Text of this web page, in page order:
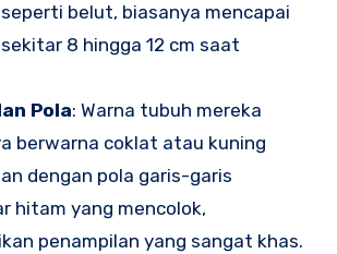
belut, biasanya mencapai
8 hingga 12 cm saat
Pola: Warna tubuh mereka
berwarna coklat atau kuning
dengan pola garis-garis
hitam yang mencolok,
penampilan yang sangat khas.